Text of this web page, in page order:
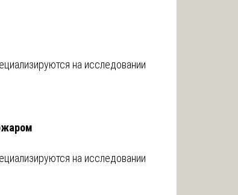
на исследовании
на исследовании